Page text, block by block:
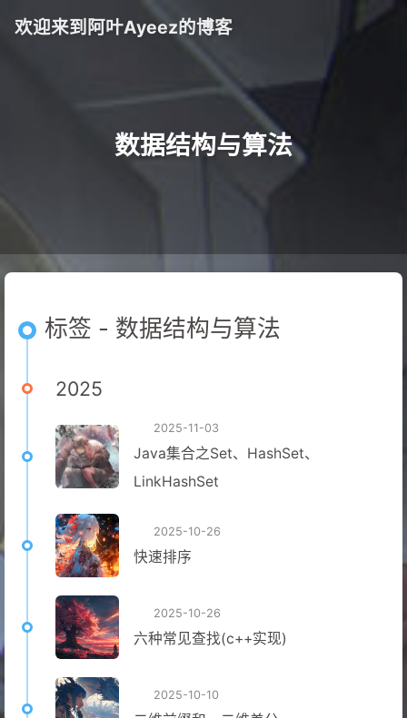
欢迎来到阿叶Ayeez的博客
数据结构与算法
标签 - 数据结构与算法
2025
2025-11-03
Java集合之Set、HashSet、
LinkHashSet
2025-10-26
快速排序
2025-10-26
六种常见查找(c++实现)
2025-10-10